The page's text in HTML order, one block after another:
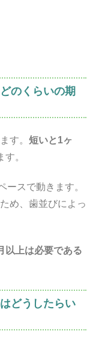
のくらいの期
す。 短いと1ヶ
。
ースで動きます。
め、歯並びによっ
以上は必要である
どうしたらい